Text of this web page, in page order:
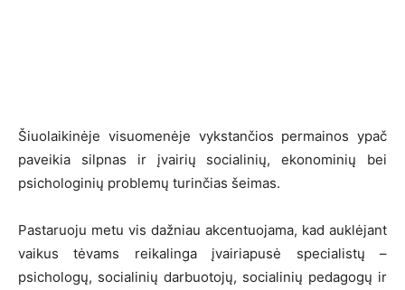
Šiuolaikinėje visuomenėje vykstančios permainos ypač
paveikia silpnas ir įvairių socialinių, ekonominių bei
psichologinių problemų turinčias šeimas.
Pastaruoju metu vis dažniau akcentuojama, kad auklėjant
vaikus tėvams reikalinga įvairiapusė specialistų –
psichologų, socialinių darbuotojų, socialinių pedagogų ir